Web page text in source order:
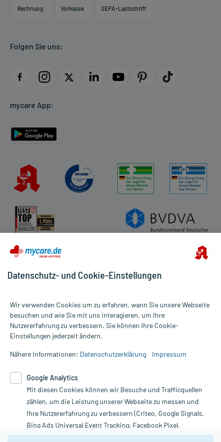
Direktabrechnung PKV
AGB
Datenschutz
Rückgabe/Widerruf
Rechnung Vorkasse SEPA-Lastschrift
Folgen Sie uns:
mycare App:
Alle Preise gelten inkl. MwSt., ggf. zzgl. Versandkosten
Informationen auf dieser Website werden ausschließlich für
die Untersuchung und Behandlung durch einen Arzt. Bitte
Therapien eingeleitet werden können. | Diese Webseite benutzt
Google Analytics. Lesen Sie bitte dazu die wichtigen Hinweise in
unserer Datenschutzerklärung. Für den Widerruf einer Bestellung
nutzen Sie das Formular:
Vertrag widerrufen
Datenschutz- und Cookie-Einstellungen
Wir verwenden Cookies um zu erfahren, wann Sie unsere Webseite
besuchen und wie Sie mit uns interagieren, um Ihre
Nutzererfahrung zu verbessern. Sie können Ihre Cookie-
Einstellungen jederzeit ändern.
Nähere Informationen: Datenschutzerklärung Impressum
Google Analytics
Mit diesen Cookies können wir Besuche und Trafficquellen
zählen, um die Leistung unserer Webseite zu messen und
Ihre Nutzererfahrung zu verbessern (Criteo, Google Signals,
Bing Ads Universal Event Tracking, Facebook Pixel,
Youtube-Social Plugin).